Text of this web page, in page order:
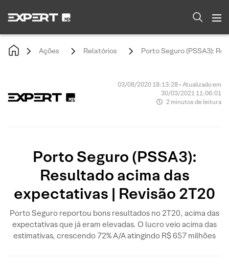
Ações Relatórios Porto Seguro (PSSA3):
03/08/2020 18:13:28 • Atualizado em
30/03/2021 11:06:01
2 minutos de leitura
Porto Seguro (PSSA3):
Resultado acima das
expectativas | Revisão 2T20
Porto Seguro reportou bons resultados no 2T20, acima das
expectativas que já eram elevadas. O lucro veio acima das
estimativas, crescendo 72% A/A atingindo R$ 657 milhões